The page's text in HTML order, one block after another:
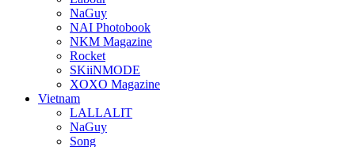
NaGuy
NAI Photobook
NKM Magazine
Rocket
SKiiNMODE
XOXO Magazine
Vietnam
LALLALIT
NaGuy
Song